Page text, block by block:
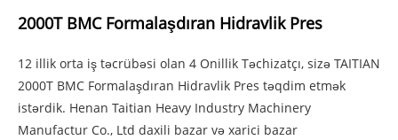
2000T BMC Formalaşdıran Hidravlik Pres
12 illik orta iş təcrübəsi olan 4 Onillik Təchizatçı, sizə TAITIAN
2000T BMC Formalaşdıran Hidravlik Pres təqdim etmək
istərdik. Henan Taitian Heavy Industry Machinery
Manufactur Co., Ltd daxili bazar və xarici bazar